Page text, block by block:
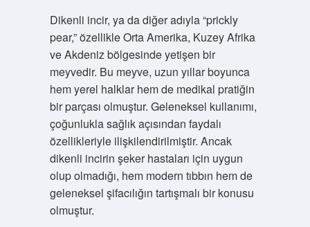
Dikenli incir, ya da diğer adıyla “prickly
pear,” özellikle Orta Amerika, Kuzey Afrika
ve Akdeniz bölgesinde yetişen bir
meyvedir. Bu meyve, uzun yıllar boyunca
hem yerel halklar hem de medikal pratiğin
bir parçası olmuştur. Geleneksel kullanımı,
çoğunlukla sağlık açısından faydalı
özellikleriyle ilişkilendirilmiştir. Ancak
dikenli incirin şeker hastaları için uygun
olup olmadığı, hem modern tıbbın hem de
geleneksel şifacılığın tartışmalı bir konusu
olmuştur.